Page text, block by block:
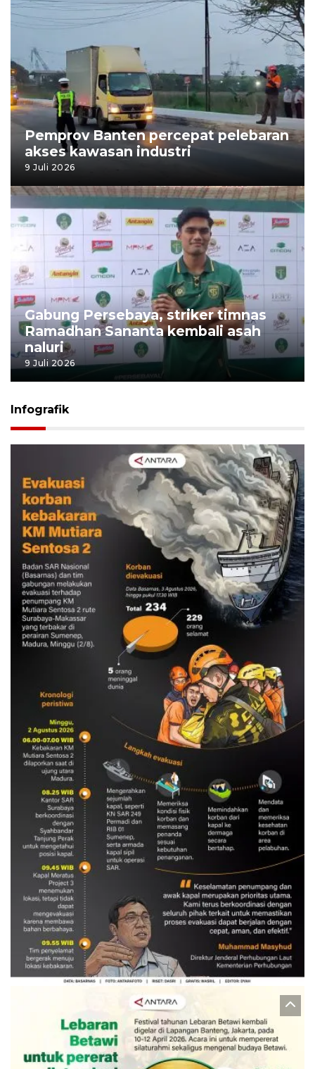
Pemprov Banten percepat pelebaran
akses kawasan industri
9 Juli 2026
Gabung Persebaya, striker timnas
Ramadhan Sananta kembali asah
naluri
9 Juli 2026
Infografik
Evakuasi korban kebakaran KM
Mutiara Sentosa 2
3 Agustus 2026